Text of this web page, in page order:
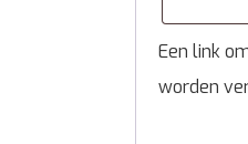
Een link
worden